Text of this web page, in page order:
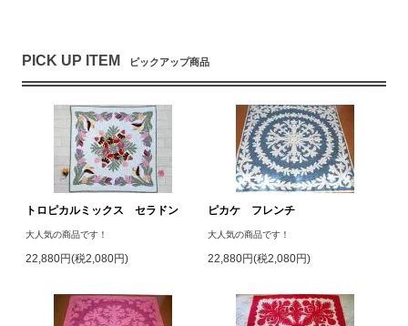
PICK UP ITEM ピックアップ商品
トロピカルミックス セラドン
大人気の商品です！
22,880円(税2,080円)
ピカケ フレンチ
大人気の商品です！
22,880円(税2,080円)